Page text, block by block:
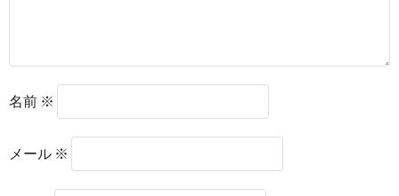
名前 ※
メール ※